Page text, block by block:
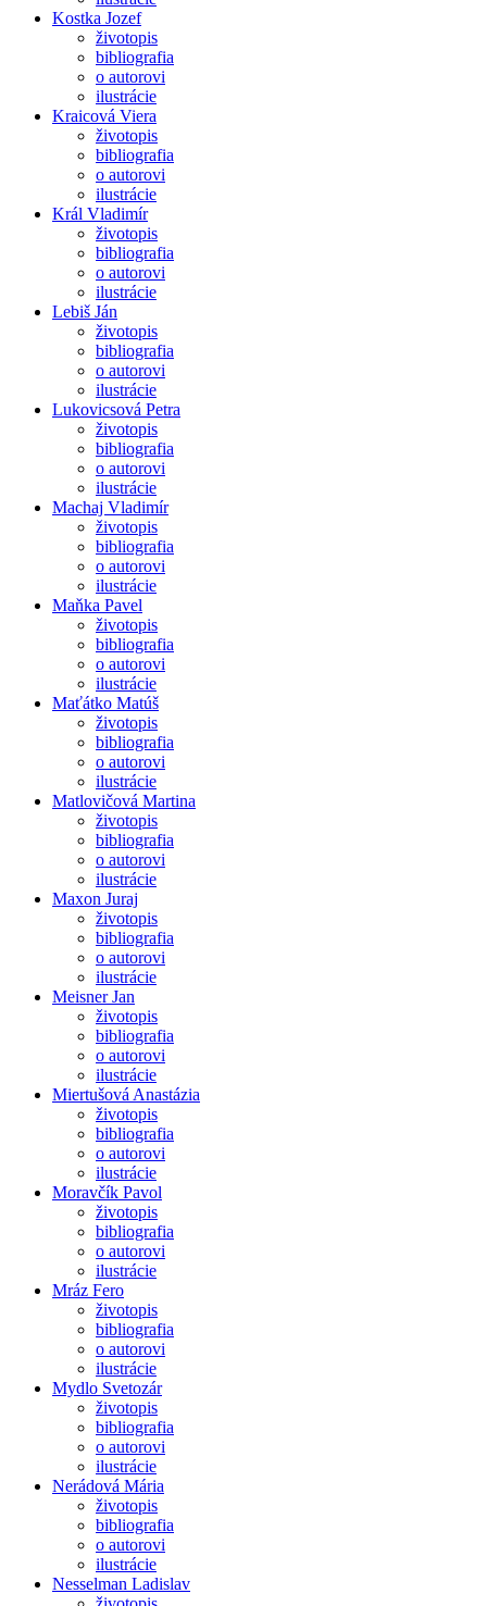
Kostka Jozef
životopis
bibliografia
o autorovi
ilustrácie
Kraicová Viera
životopis
bibliografia
o autorovi
ilustrácie
Král Vladimír
životopis
bibliografia
o autorovi
ilustrácie
Lebiš Ján
životopis
bibliografia
o autorovi
ilustrácie
Lukovicsová Petra
životopis
bibliografia
o autorovi
ilustrácie
Machaj Vladimír
životopis
bibliografia
o autorovi
ilustrácie
Maňka Pavel
životopis
bibliografia
o autorovi
ilustrácie
Maťátko Matúš
životopis
bibliografia
o autorovi
ilustrácie
Matlovičová Martina
životopis
bibliografia
o autorovi
ilustrácie
Maxon Juraj
životopis
bibliografia
o autorovi
ilustrácie
Meisner Jan
životopis
bibliografia
o autorovi
ilustrácie
Miertušová Anastázia
životopis
bibliografia
o autorovi
ilustrácie
Moravčík Pavol
životopis
bibliografia
o autorovi
ilustrácie
Mráz Fero
životopis
bibliografia
o autorovi
ilustrácie
Mydlo Svetozár
životopis
bibliografia
o autorovi
ilustrácie
Nerádová Mária
životopis
bibliografia
o autorovi
ilustrácie
Nesselman Ladislav